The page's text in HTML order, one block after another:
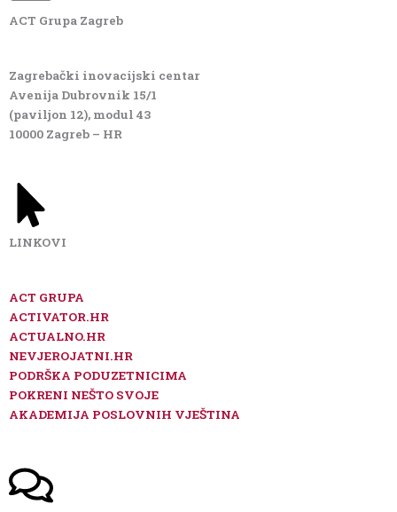
ACT Grupa Zagreb
Zagrebački inovacijski centar
Avenija Dubrovnik 15/1
(paviljon 12), modul 43
10000 Zagreb – HR
LINKOVI
ACT GRUPA
ACTIVATOR.HR
ACTUALNO.HR
NEVJEROJATNI.HR
PODRŠKA PODUZETNICIMA
POKRENI NEŠTO SVOJE
AKADEMIJA POSLOVNIH VJEŠTINA